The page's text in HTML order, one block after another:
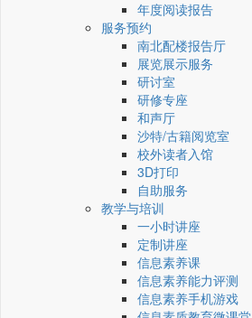
年度阅读报告
服务预约
南北配楼报告厅
展览展示服务
研讨室
研修专座
和声厅
沙特/古籍阅览室
校外读者入馆
3D打印
自助服务
教学与培训
一小时讲座
定制讲座
信息素养课
信息素养能力评测
信息素养手机游戏